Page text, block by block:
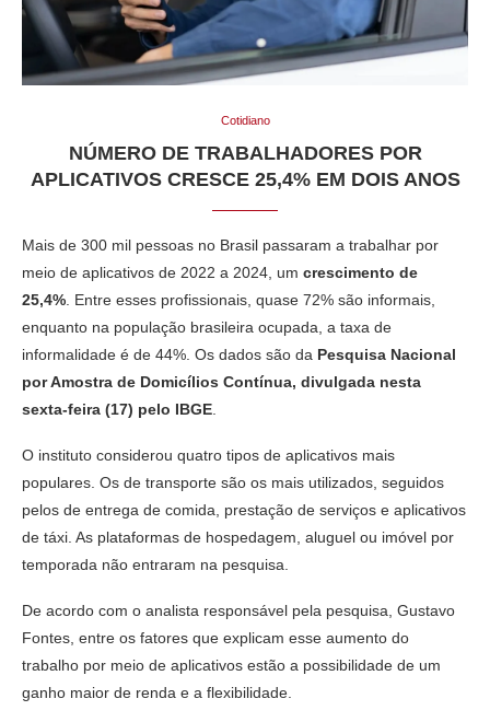
Cotidiano
NÚMERO DE TRABALHADORES POR
APLICATIVOS CRESCE 25,4% EM DOIS ANOS
Mais de 300 mil pessoas no Brasil passaram a trabalhar por
meio de aplicativos de 2022 a 2024, um crescimento de
25,4%. Entre esses profissionais, quase 72% são informais,
enquanto na população brasileira ocupada, a taxa de
informalidade é de 44%. Os dados são da Pesquisa Nacional
por Amostra de Domicílios Contínua, divulgada nesta
sexta-feira (17) pelo IBGE.
O instituto considerou quatro tipos de aplicativos mais
populares. Os de transporte são os mais utilizados, seguidos
pelos de entrega de comida, prestação de serviços e aplicativos
de táxi. As plataformas de hospedagem, aluguel ou imóvel por
temporada não entraram na pesquisa.
De acordo com o analista responsável pela pesquisa, Gustavo
Fontes, entre os fatores que explicam esse aumento do
trabalho por meio de aplicativos estão a possibilidade de um
ganho maior de renda e a flexibilidade.